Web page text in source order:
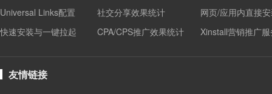
Universal Links配置
快速安装与一键拉起
社交分享效果统计
网页/应用内直接
CPA/CPS推广效果统计
Xinstall营销推广
友情链接